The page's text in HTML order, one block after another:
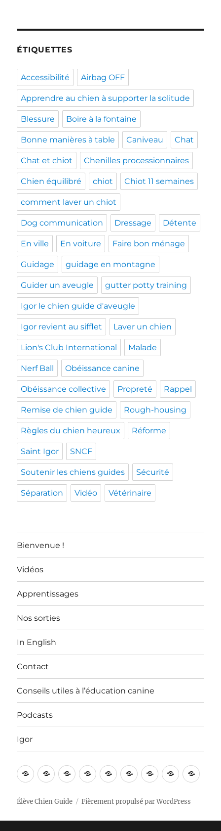
ÉTIQUETTES
Accessibilité Airbag OFF
Apprendre au chien à supporter la solitude
Blessure Boire à la fontaine
Bonne manières à table Caniveau Chat
Chat et chiot Chenilles processionnaires
Chien équilibré chiot Chiot 11 semaines
comment laver un chiot
Dog communication Dressage Détente
En ville En voiture Faire bon ménage
Guidage guidage en montagne
Guider un aveugle gutter potty training
Igor le chien guide d'aveugle
Igor revient au sifflet Laver un chien
Lion's Club International Malade
Nerf Ball Obéissance canine
Obéissance collective Propreté Rappel
Remise de chien guide Rough-housing
Règles du chien heureux Réforme
Saint Igor SNCF
Soutenir les chiens guides Sécurité
Séparation Vidéo Vétérinaire
Bienvenue !
Vidéos
Apprentissages
Nos sorties
In English
Contact
Conseils utiles à l’éducation canine
Podcasts
Igor
Bienvenue
VidéosApprentissages
Nos In
ContactConseils
à
Podcasts
Igor
Élève Chien Guide Fièrement propulsé par WordPress